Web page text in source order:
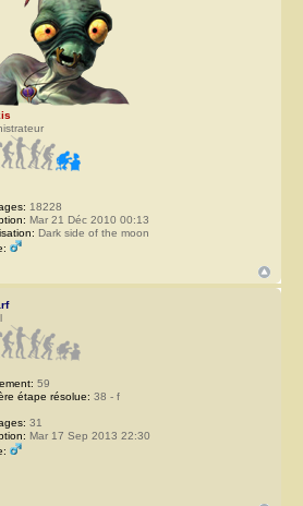
18228
Mar 21 Déc 2010 00:13
Dark side of the moon
59
étape résolue: 38 - f
31
Mar 17 Sep 2013 22:30